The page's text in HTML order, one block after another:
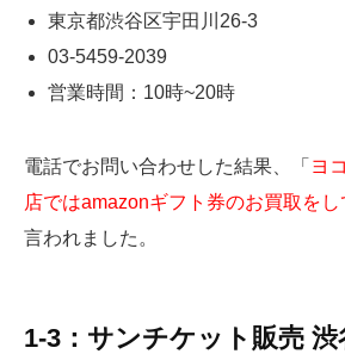
東京都渋谷区宇田川26-3
03-5459-2039
営業時間：10時~20時
電話でお問い合わせした結果、「 ヨ
店ではamazonギフト券のお買取を
言われました。
1-3：サンチケット販売 渋